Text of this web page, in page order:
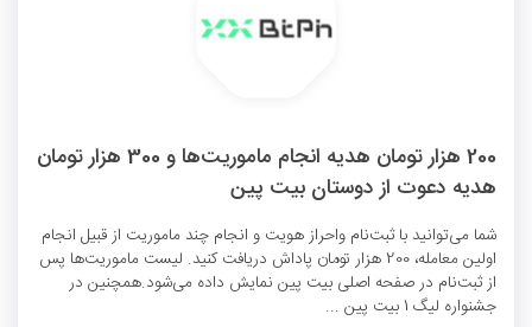
200 هزار تومان هدیه انجام ماموریت‌ها و 300 هزار تومان
هدیه دعوت از دوستان بیت پین
شما می‌توانید با ثبت‌نام واحراز هویت و انجام چند ماموریت از قبیل انجام
اولین معامله، 200 هزار تومان پاداش دریافت کنید. لیست ماموریت‌ها پس
از ثبت‌نام در صفحه اصلی بیت پین نمایش داده می‌شود.همچنین در
جشنواره لیگ 1 بیت پین ...